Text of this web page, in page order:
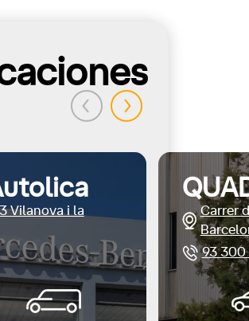
Vilanova i la
Carrer
93 300